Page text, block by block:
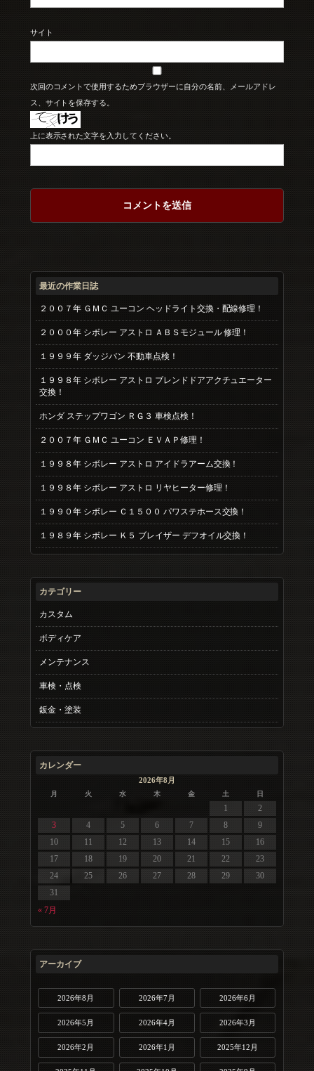
サイト
次回のコメントで使用するためブラウザーに自分の名前、メールアドレ
ス、サイトを保存する。
上に表示された文字を入力してください。
最近の作業日誌
２００７年 ＧＭＣ ユーコン ヘッドライト交換・配線修理！
２０００年 シボレー アストロ ＡＢＳモジュール 修理！
１９９９年 ダッジバン 不動車点検！
１９９８年 シボレー アストロ ブレンドドアアクチュエーター
交換！
ホンダ ステップワゴン ＲＧ３ 車検点検！
２００７年 ＧＭＣ ユーコン ＥＶＡＰ修理！
１９９８年 シボレー アストロ アイドラアーム交換！
１９９８年 シボレー アストロ リヤヒーター修理！
１９９０年 シボレー Ｃ１５００ パワステホース交換！
１９８９年 シボレー Ｋ５ ブレイザー デフオイル交換！
カテゴリー
カスタム
ボディケア
メンテナンス
車検・点検
鈑金・塗装
カレンダー
2026年8月
月 火 水 木 金 土 日
« 7月
1
2
3
4 5 6 7 8
9
10
11 12 13 14 15
16
17
18 19 20 21 22
23
24
25 26 27 28 29
30
31
アーカイブ
2026年8月 2026年7月 2026年6月
2026年5月 2026年4月 2026年3月
2026年2月 2026年1月 2025年12月